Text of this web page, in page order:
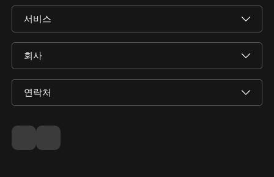
서비스
회사
연락처